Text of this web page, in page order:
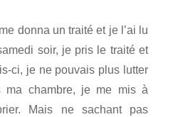
donna un traité et je l’ai lu
soir, je pris le traité et
ci, je ne pouvais plus lutter
ma chambre, je me mis à
Mais ne sachant pas